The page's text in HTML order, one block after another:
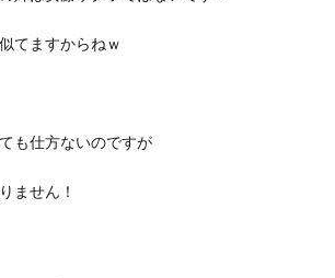
てますからねｗ
も仕方ないのですが
ません！